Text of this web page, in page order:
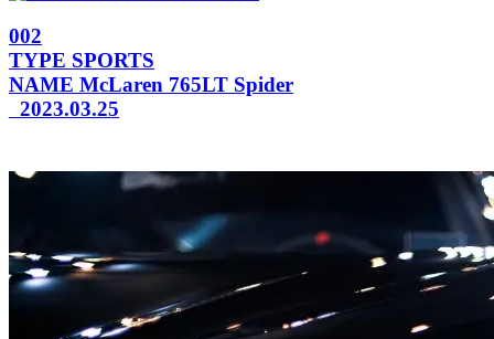
002
TYPE SPORTS
NAME McLaren 765LT Spider
2023.03.25